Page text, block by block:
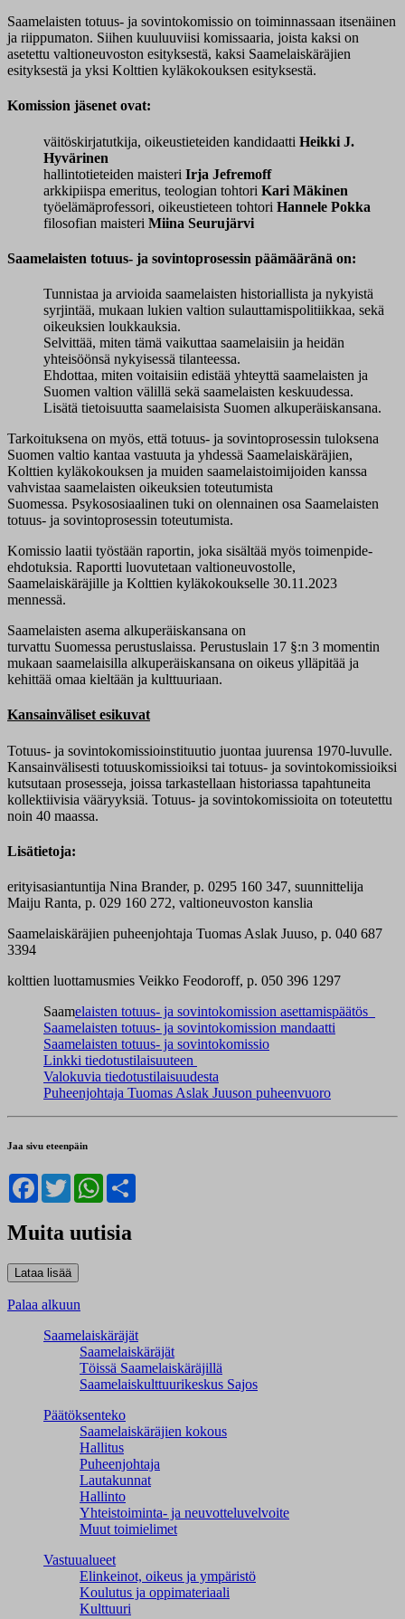
Saamelaisten totuus- ja sovintokomissio on toiminnassaan itsenäinen
ja riippumaton. Siihen kuuluuviisi komissaaria, joista kaksi on
asetettu valtioneuvoston esityksestä, kaksi Saamelaiskäräjien
esityksestä ja yksi Kolttien kyläkokouksen esityksestä.
Komission jäsenet ovat:
väitöskirjatutkija, oikeustieteiden kandidaatti Heikki J.
Hyvärinen
hallintotieteiden maisteri Irja Jefremoff
arkkipiispa emeritus, teologian tohtori Kari Mäkinen
työelämäprofessori, oikeustieteen tohtori Hannele Pokka
filosofian maisteri Miina Seurujärvi
Saamelaisten totuus- ja sovintoprosessin päämääränä on:
Tunnistaa ja arvioida saamelaisten historiallista ja nykyistä
syrjintää, mukaan lukien valtion sulauttamispolitiikkaa, sekä
oikeuksien loukkauksia.
Selvittää, miten tämä vaikuttaa saamelaisiin ja heidän
yhteisöönsä nykyisessä tilanteessa.
Ehdottaa, miten voitaisiin edistää yhteyttä saamelaisten ja
Suomen valtion välillä sekä saamelaisten keskuudessa.
Lisätä tietoisuutta saamelaisista Suomen alkuperäiskansana.
Tarkoituksena on myös, että totuus- ja sovintoprosessin tuloksena
Suomen valtio kantaa vastuuta ja yhdessä Saamelaiskäräjien,
Kolttien kyläkokouksen ja muiden saamelaistoimijoiden kanssa
vahvistaa saamelaisten oikeuksien toteutumista
Suomessa. Psykososiaalinen tuki on olennainen osa Saamelaisten
totuus- ja sovintoprosessin toteutumista.
Komissio laatii työstään raportin, joka sisältää myös toimenpide-
ehdotuksia. Raportti luovutetaan valtioneuvostolle,
Saamelaiskäräjille ja Kolttien kyläkokoukselle 30.11.2023
mennessä.
Saamelaisten asema alkuperäiskansana on
turvattu Suomessa perustuslaissa. Perustuslain 17 §:n 3 momentin
mukaan saamelaisilla alkuperäiskansana on oikeus ylläpitää ja
kehittää omaa kieltään ja kulttuuriaan.
Kansainväliset esikuvat
Totuus- ja sovintokomissioinstituutio juontaa juurensa 1970-luvulle.
Kansainvälisesti totuuskomissioiksi tai totuus- ja sovintokomissioiksi
kutsutaan prosesseja, joissa tarkastellaan historiassa tapahtuneita
kollektiivisia vääryyksiä. Totuus- ja sovintokomissioita on toteutettu
noin 40 maassa.
Lisätietoja:
erityisasiantuntija Nina Brander, p. 0295 160 347, suunnittelija
Maiju Ranta, p. 029 160 272, valtioneuvoston kanslia
Saamelaiskäräjien puheenjohtaja Tuomas Aslak Juuso, p. 040 687
3394
kolttien luottamusmies Veikko Feodoroff, p. 050 396 1297
Saamelaisten totuus- ja sovintokomission asettamispäätös
Saamelaisten totuus- ja sovintokomission mandaatti
Saamelaisten totuus- ja sovintokomissio
Linkki tiedotustilaisuuteen
Valokuvia tiedotustilaisuudesta
Puheenjohtaja Tuomas Aslak Juuson puheenvuoro
Jaa sivu eteenpäin
Facebook
TwitterWhatsApp
Muita uutisia
Palaa alkuun
Saamelaiskäräjät
Saamelaiskäräjät
Töissä Saamelaiskäräjillä
Saamelaiskulttuuri­keskus Sajos
Päätöksenteko
Saamelaiskäräjien kokous
Hallitus
Puheenjohtaja
Lautakunnat
Hallinto
Yhteistoiminta- ja neuvotteluvelvoite
Muut toimielimet
Vastuualueet
Elinkeinot, oikeus ja ympäristö
Koulutus ja oppimateriaali
Kulttuuri